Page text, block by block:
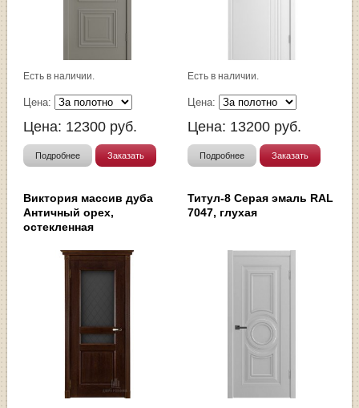
Есть в наличии.
Цена:
Цена: 12300 руб.
Подробнее Заказать
Есть в наличии.
Цена:
Цена: 13200 руб.
Подробнее Заказать
Виктория массив дуба
Античный орех,
остекленная
Титул-8 Серая эмаль RAL
7047, глухая